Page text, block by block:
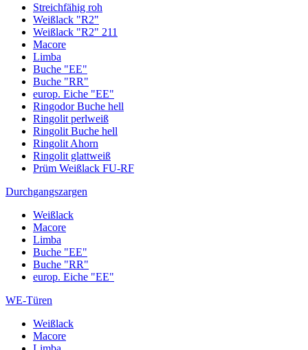
Streichfähig roh
Weißlack "R2"
Weißlack "R2" 211
Macore
Limba
Buche "EE"
Buche "RR"
europ. Eiche "EE"
Ringodor Buche hell
Ringolit perlweiß
Ringolit Buche hell
Ringolit Ahorn
Ringolit glattweiß
Prüm Weißlack FU-RF
Durchgangszargen
Weißlack
Macore
Limba
Buche "EE"
Buche "RR"
europ. Eiche "EE"
WE-Türen
Weißlack
Macore